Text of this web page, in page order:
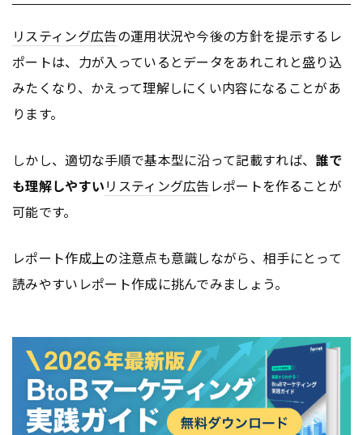
リスティング広告の運用状況や今後の方針を提示するレ
ポートは、力が入っているとデータをあれこれと盛り込
みたくなり、かえって理解しにくい内容になることがあ
ります。
しかし、適切な手順で基本型に沿って記載すれば、誰で
も理解しやすいリスティング広告 レポートを作ることが
可能です。
レポート作成上の注意点も意識しながら、相手にとって
読みやすいレポート作成に挑んでみましょう。